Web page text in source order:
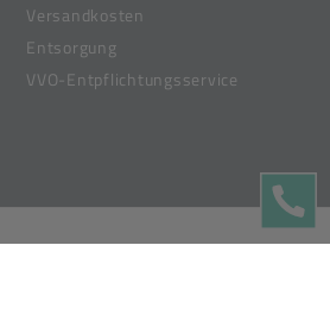
Versandkosten
Entsorgung
VVO-Entpflichtungsservice
GmbH, Member of the Bunzl Group
TELEFON